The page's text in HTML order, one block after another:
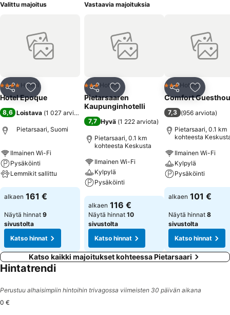
Valittu majoitus
Jaa Lisää suosikkeihin
4 Tähtiluokitus
Hotelli
Hotel Epoque
8,6 Loistava (1 027 arviota
Pietarsaari, Suomi
Ilmainen Wi-Fi
Pysäköinti
Lemmikit sallittu
Katso hinnat
alkaen 161 €
Näytä hinnat 9
sivustolta
Katso hinnat
Vastaavia majoituksia
Jaa Lisää suosikkeihin
3 Tähtiluokitus
Hotelli
Pietarsaaren
Kaupunginhotelli
7,7 Hyvä (1 222 arviota)
Pietarsaari, 0.1 km
kohteesta Keskusta
Ilmainen Wi-Fi
Kylpylä
Pysäköinti
Katso hinnat
alkaen 116 €
Näytä hinnat 10
sivustolta
Katso hinnat
Jaa Lisää
3 Tähtiluokitus
Hotelli
Comfort
7,3 (956 arviota)
Pietarsaari, 0.1 km
kohteesta
Ilmainen Wi-Fi
Kylpylä
Pysäköinti
Katso hinnat
alkaen 101 €
Näytä hinnat 8
sivustolta
Katso hinnat
Katso kaikki majoitukset kohteessa Pietarsaari
Hintatrendi
Perustuu alhaisimpiin hintoihin trivagossa viimeisten 30 päivän aikana
0 €